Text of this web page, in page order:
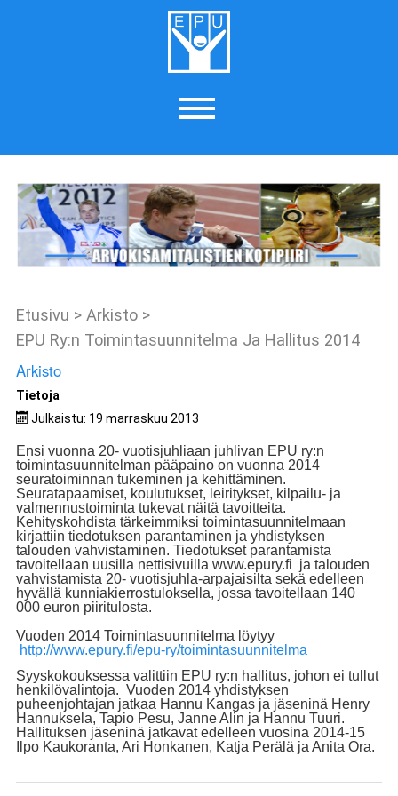
Etusivu > Arkisto >
EPU Ry:n Toimintasuunnitelma Ja Hallitus 2014
Arkisto
Tietoja
Julkaistu: 19 marraskuu 2013
Ensi vuonna 20- vuotisjuhliaan juhlivan EPU ry:n
toimintasuunnitelman pääpaino on vuonna 2014
seuratoiminnan tukeminen ja kehittäminen.
Seuratapaamiset, koulutukset, leiritykset, kilpailu- ja
valmennustoiminta tukevat näitä tavoitteita.
Kehityskohdista tärkeimmiksi toimintasuunnitelmaan
kirjattiin tiedotuksen parantaminen ja yhdistyksen
talouden vahvistaminen. Tiedotukset parantamista
tavoitellaan uusilla nettisivuilla www.epury.fi ja talouden
vahvistamista 20- vuotisjuhla-arpajaisilta sekä edelleen
hyvällä kunniakierrostuloksella, jossa tavoitellaan 140
000 euron piiritulosta.
Vuoden 2014 Toimintasuunnitelma löytyy
http://www.epury.fi/epu-ry/toimintasuunnitelma
Syyskokouksessa valittiin EPU ry:n hallitus, johon ei tullut
henkilövalintoja. Vuoden 2014 yhdistyksen
puheenjohtajan jatkaa Hannu Kangas ja jäseninä Henry
Hannuksela, Tapio Pesu, Janne Alin ja Hannu Tuuri.
Hallituksen jäseninä jatkavat edelleen vuosina 2014-15
Ilpo Kaukoranta, Ari Honkanen, Katja Perälä ja Anita Ora.